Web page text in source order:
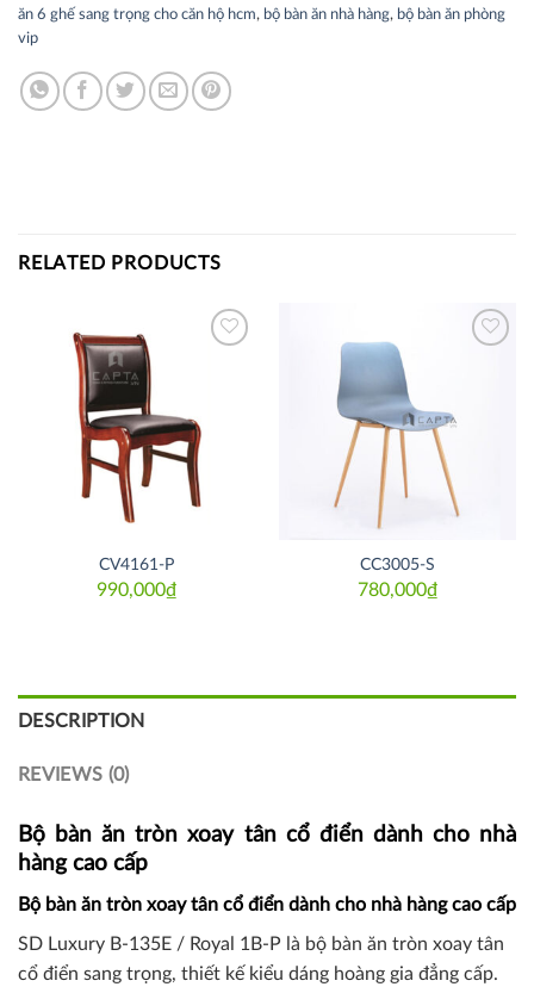
ăn 6 ghế sang trọng cho căn hộ hcm, bộ bàn ăn nhà hàng, bộ bàn ăn phòng
vip
RELATED PRODUCTS
CV4161-P
990,000₫
CC3005-S
780,000₫
DESCRIPTION
REVIEWS (0)
Bộ bàn ăn tròn xoay tân cổ điển dành cho nhà
hàng cao cấp
Bộ bàn ăn tròn xoay tân cổ điển dành cho nhà hàng cao cấp
SD Luxury B-135E / Royal 1B-P là bộ bàn ăn tròn xoay tân
cổ điển sang trọng, thiết kế kiểu dáng hoàng gia đẳng cấp.